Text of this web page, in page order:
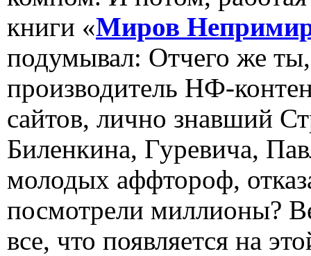
книги «Миров
подумывал: Отчего же
производитель НФ-
сайтов, лично знавший
Биленкина, Гуревича,
молодых аффтороф,
посмотрели миллионы?
все, что появляется на